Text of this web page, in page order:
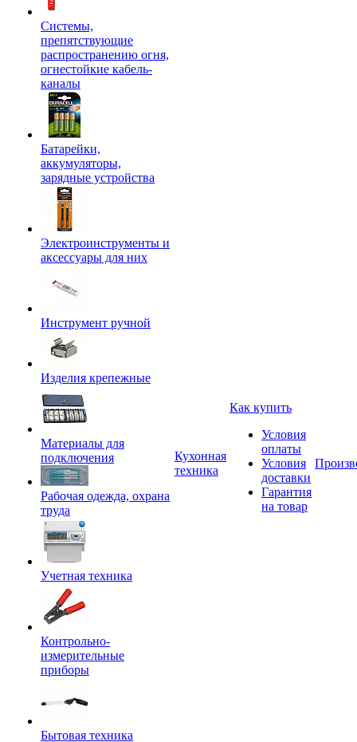
Системы,
препятствующие
распространению огня,
огнестойкие кабель-
каналы
Батарейки,
аккумуляторы,
зарядные устройства
Электроинструменты и
аксессуары для них
Инструмент ручной
Изделия крепежные
Материалы для
подключения
Рабочая одежда, охрана
труда
Учетная техника
Контрольно-
измерительные
приборы
Бытовая техника
Кухонная
техника
Как купить
Условия
оплаты
Условия
доставки
Гарантия
на товар